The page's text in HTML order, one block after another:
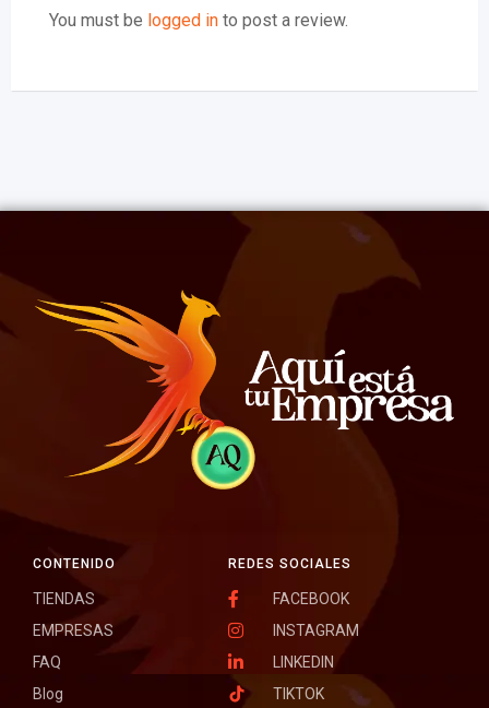
You must be logged in to post a review.
REDES SOCIALES
FACEBOOK
INSTAGRAM
LINKEDIN
TIKTOK
CONTENIDO
TIENDAS
EMPRESAS
FAQ
Blog